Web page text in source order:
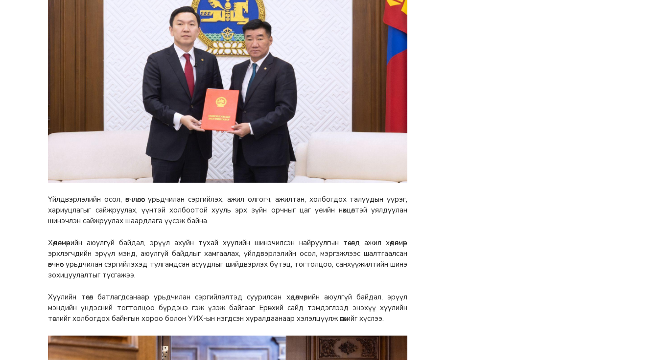
Үйлдвэрлэлийн осол, өвчлөлөөс урьдчилан сэргийлэх, ажил олгогч, ажилтан, холбогдох талуудын үүрэг,
хариуцлагыг сайжруулах, үүнтэй холбоотой хууль эрх зүйн орчныг цаг үеийн нөхцөлтэй уялдуулан
шинэчлэн сайжруулах шаардлага үүсэж байна.
Хөдөлмөрийн аюулгүй байдал, эрүүл ахуйн тухай хуулийн шинэчилсэн найруулгын төсөлд ажил хөдөлмөр
эрхлэгчдийн эрүүл мэнд, аюулгүй байдлыг хамгаалах, үйлдвэрлэлийн осол, мэргэжлээс шалтгаалсан
өвчнөөс урьдчилан сэргийлэхэд тулгамдсан асуудлыг шийдвэрлэх бүтэц, тогтолцоо, санхүүжилтийн шинэ
зохицуулалтыг тусгажээ.
Хуулийн төсөл батлагдсанаар урьдчилан сэргийлэлтэд суурилсан хөдөлмөрийн аюулгүй байдал, эрүүл
мэндийн үндэсний тогтолцоо бүрдэнэ гэж үзэж байгааг Ерөнхий сайд тэмдэглээд энэхүү хуулийн
төслийг холбогдох байнгын хороо болон УИХ-ын нэгдсэн хуралдаанаар хэлэлцүүлж өгөхийг хүслээ.